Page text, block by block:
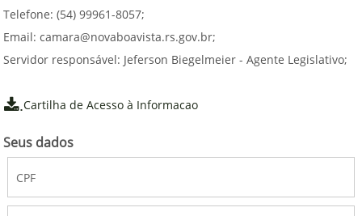
Telefone: (54) 99961-8057;
Email:camara@novaboavista.rs.gov.br;
Servidor responsável: Jeferson Biegelmeier - Agente Legislativo;
.Cartilha de Acesso à Informacao
Seus dados